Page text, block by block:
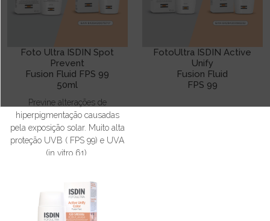
Foto Ultra ISDIN Spot
Prevent
Fusion Fluid FPS 99
50ml
Previne alterações de
hiperpigmentação causadas
pela exposição solar. Muito alta
proteção UVB ( FPS 99) e UVA
(in vitro 61).
FotoUltra ISDIN Active
Unify
Fusion Fluid
FPS 99